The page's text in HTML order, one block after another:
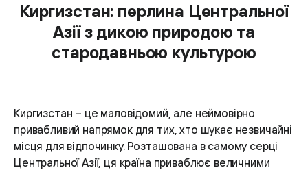
Киргизстан: перлина Центральної
Азії з дикою природою та
стародавньою культурою
Киргизстан – це маловідомий, але неймовірно
привабливий напрямок для тих, хто шукає незвичайні
місця для відпочинку. Розташована в самому серці
Центральної Азії, ця країна приваблює величними